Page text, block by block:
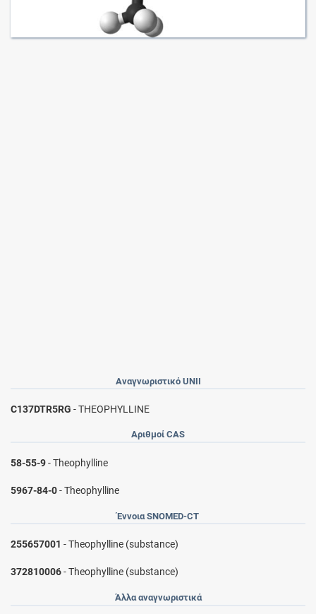
Αναγνωριστικό UNII
C137DTR5RG - THEOPHYLLINE
Αριθμοί CAS
58-55-9- Theophylline
5967-84-0- Theophylline
Έννοια SNOMED-CT
255657001 - Theophylline (substance)
372810006- Theophylline (substance)
Άλλα αναγνωριστικά